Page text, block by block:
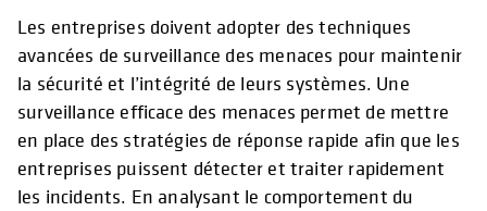
Les entreprises doivent adopter des techniques
avancées de surveillance des menaces pour maintenir
la sécurité et l’intégrité de leurs systèmes. Une
surveillance efficace des menaces permet de mettre
en place des stratégies de réponse rapide afin que les
entreprises puissent détecter et traiter rapidement
les incidents. En analysant le comportement du